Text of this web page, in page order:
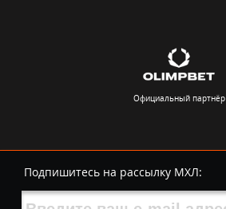
Официальный партнёр
Подпишитесь на рассылку МХЛ: